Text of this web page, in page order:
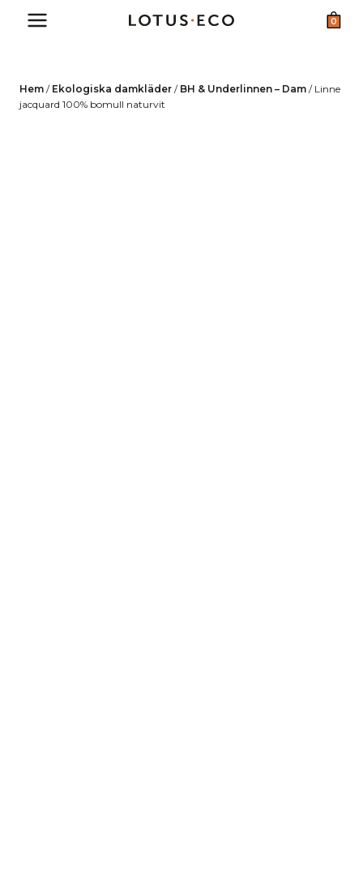
0
Hem / Ekologiska damkläder / BH & Underlinnen – Dam / Linne
jacquard 100% bomull naturvit